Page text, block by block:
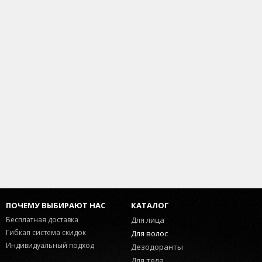
ПОЧЕМУ ВЫБИРАЮТ НАС
Бесплатная доставка
Гибкая система скидок
Индивидуальный подход
КАТАЛОГ
Для лица
Для волос
Дезодоранты